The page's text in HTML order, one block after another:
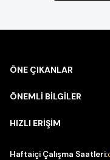
ÖNE ÇIKANLAR
ÖNEMLİ BİLGİLER
HIZLI ERİŞİM
Haftaiçi Çalışma Saatleri: